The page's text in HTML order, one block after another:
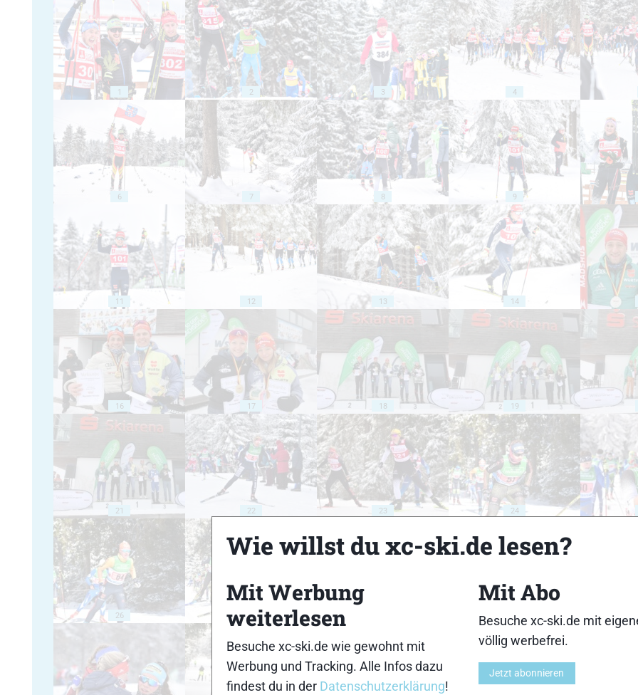
1 2 3 4
6 7 8 9
11 12 13 14
16 17 18 19
21 22 23 24
26 27 29
Wie willst du xc-ski.de lesen?
Mit Werbung
weiterlesen
Besuche xc-ski.de wie gewohnt mit
Werbung und Tracking. Alle Infos dazu
findest du in der Datenschutzerklärung!
Mit Abo
Besuche xc-ski.de mit
völlig werbefrei.
Jetzt abonnieren